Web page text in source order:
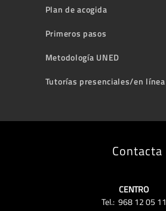
Plan de acogida
Primeros pasos
Metodología UNED
Tutorías presenciales/en línea
Contacta
CENTRO
Tel.: 968 12 05 11